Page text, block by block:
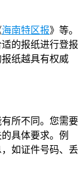
海南特区报》等。
的报纸进行登报
纸越具有权威
所不同。您需要
具体要求。例
如证件号码、丢